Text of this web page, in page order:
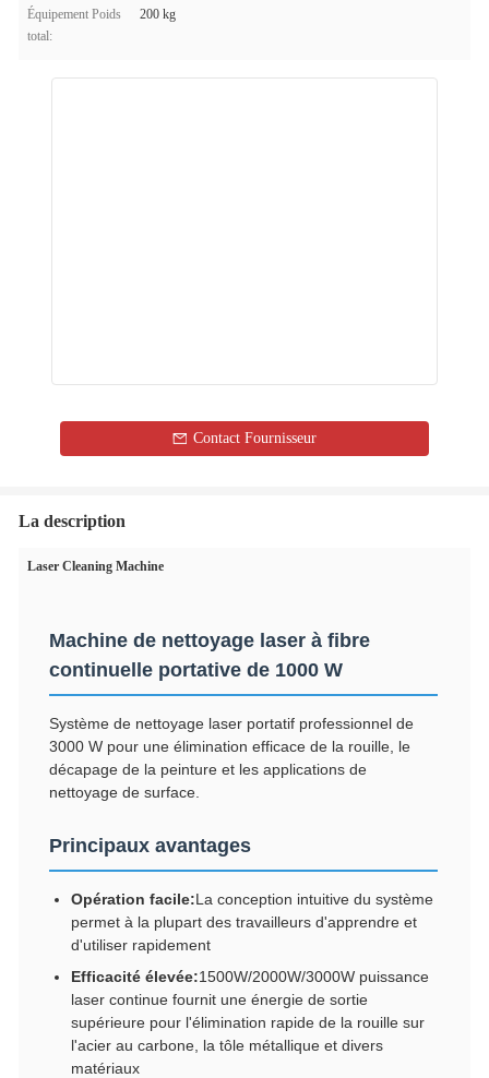
Équipement Poids
total:
200 kg
Contact Fournisseur
La description
Laser Cleaning Machine
Machine de nettoyage laser à fibre
continuelle portative de 1000 W
Système de nettoyage laser portatif professionnel de
3000 W pour une élimination efficace de la rouille, le
décapage de la peinture et les applications de
nettoyage de surface.
Principaux avantages
Opération facile:La conception intuitive du système
permet à la plupart des travailleurs d'apprendre et
d'utiliser rapidement
Efficacité élevée:1500W/2000W/3000W puissance
laser continue fournit une énergie de sortie
supérieure pour l'élimination rapide de la rouille sur
l'acier au carbone, la tôle métallique et divers
matériaux